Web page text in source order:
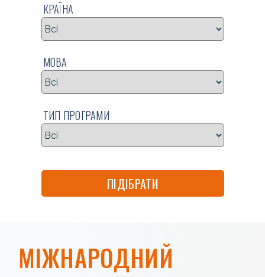
КРАЇНА
МОВА
ТИП ПРОГРАМИ
ПІДІБРАТИ
МІЖНАРОДНИЙ